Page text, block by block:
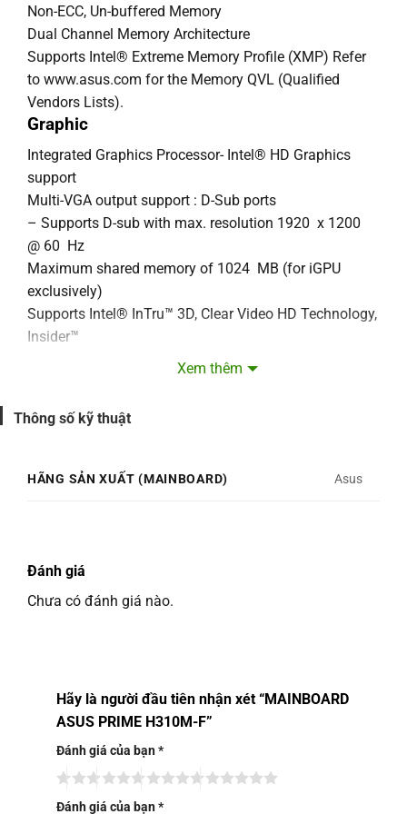
Non-ECC, Un-buffered Memory
Dual Channel Memory Architecture
Supports Intel® Extreme Memory Profile (XMP) Refer
to www.asus.com for the Memory QVL (Qualified
Vendors Lists).
Graphic
Integrated Graphics Processor- Intel® HD Graphics
support
Multi-VGA output support : D-Sub ports
– Supports D-sub with max. resolution 1920 x 1200
@ 60 Hz
Maximum shared memory of 1024 MB (for iGPU
exclusively)
Supports Intel® InTru™ 3D, Clear Video HD Technology,
Insider™
1 x PCIe 2.0 x1
4 x SATA 6Gb/s port(s), gray,
Audio
Realtek ALC887/897 8-Channel High Definition Audio
* Choose the chassis with HD audio module in front
panel to support 8-channel audio output.
USB Ports
Intel® H310 Chipset :
4 x USB 3.1 Gen 1 port(s) (2 at back panel, blue, Type-
Xem thêm
Thông số kỹ thuật
HÃNG SẢN XUẤT (MAINBOARD) Asus
Đánh giá
Chưa có đánh giá nào.
Hãy là người đầu tiên nhận xét “MAINBOARD
ASUS PRIME H310M-F”
Đánh giá của bạn*
Đánh giá của bạn*